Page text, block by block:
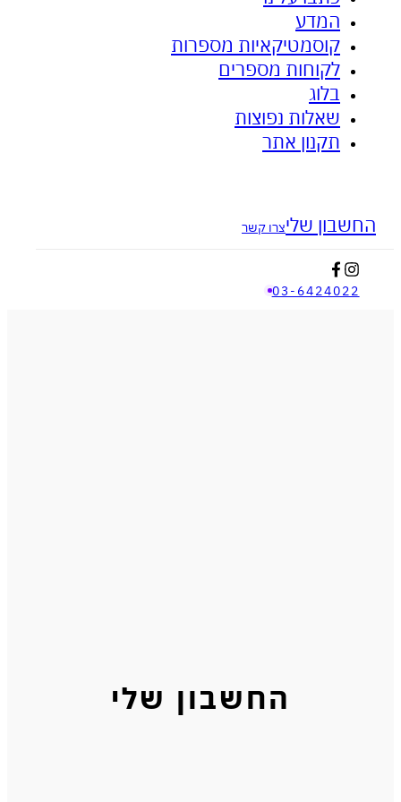
ציפית האבץ - לאקנה ובעיות עור
המדע
קוסמטיקאיות מספרות
לקוחות מספרים
שאלות נפוצות
תקנון אתר
שליצרו קשר
03-
החשבון שלי